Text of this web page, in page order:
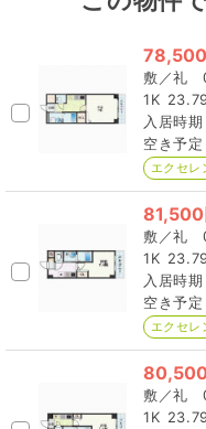
78,500
1K
空き予定
エクセレ
81,500
1K
空き予定
エクセレ
1K